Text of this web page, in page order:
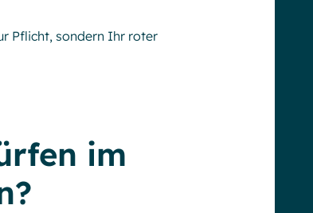
Pflicht, sondern Ihr roter
im